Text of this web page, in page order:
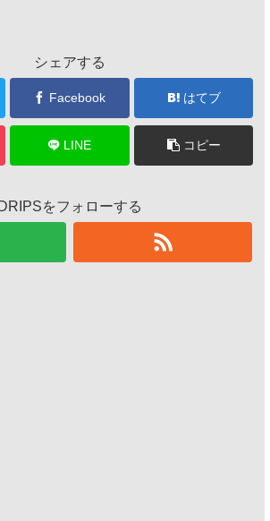
シェアする
Facebook はてブ
LINE コピー
DRIPSをフォローする